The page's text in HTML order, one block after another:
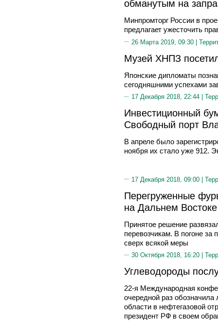
обманутым на
Минпромторг России в
предлагает ужесточить
26 Марта 2019, 09:30 |
Музей ХНПЗ
Японские дипломаты
сегодняшними успехами
17 Декабря 2018, 22:44 |
Инвестиционный
Свободный порт
В апреле было
ноября их стало уже 912.
17 Декабря 2018, 09:00 |
Перегруженные
на Дальнем Востоке
Принятое решение
перевозчикам. В погоне
сверх всякой меры
30 Октября 2018, 16:20 |
Углеводороды
22-я Международная
очередной раз
области в нефтегазовой
президент РФ в своем